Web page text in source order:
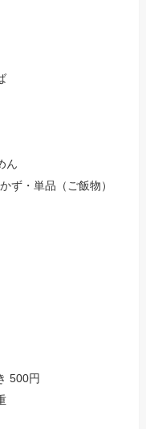
ん
ず・単品（ご飯物）
500円